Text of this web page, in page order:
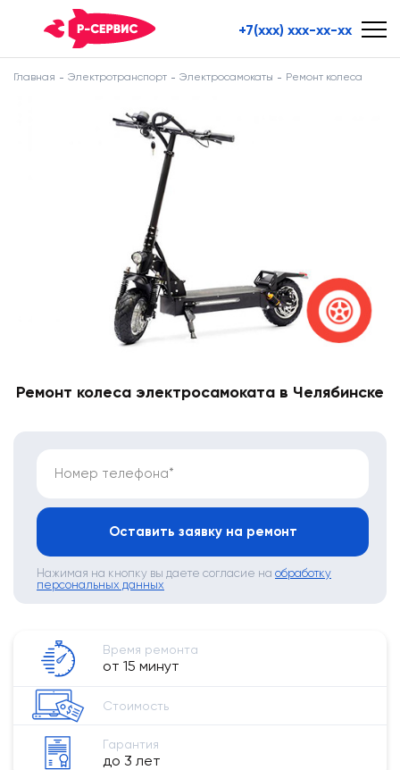
+7(xxx) xxx-xx-xx
Главная Электротранспорт Электросамокаты Ремонт колеса
Ремонт колеса электросамоката в Челябинске
Номер телефона*
Оставить заявку на ремонт
Нажимая на кнопку вы даете согласие на обработку
персональных данных
Время ремонта
от 15 минут
Стоимость
Гарантия
до 3 лет